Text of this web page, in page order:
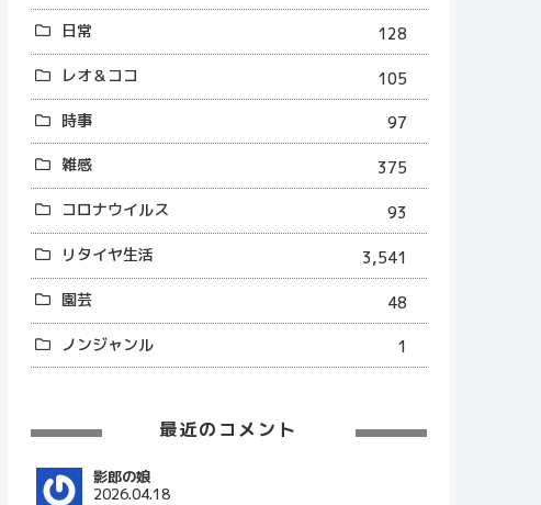
日常
128
レオ＆ココ
105
時事
97
雑感
375
コロナウイルス
93
リタイヤ生活
3,541
園芸
48
ノンジャンル
1
最近のコメント
影郎の娘
2026.04.18